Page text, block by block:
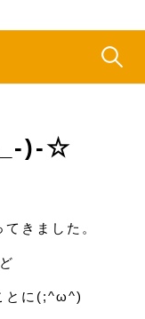
検
)-☆
きました。
とに(;^ω^)